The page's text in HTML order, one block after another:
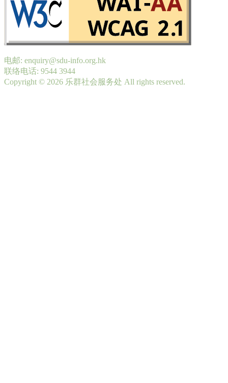
电邮: enquiry@sdu-info.org.hk
联络电话: 9544 3944
Copyright © 2026 乐群社会服务处 All rights reserved.